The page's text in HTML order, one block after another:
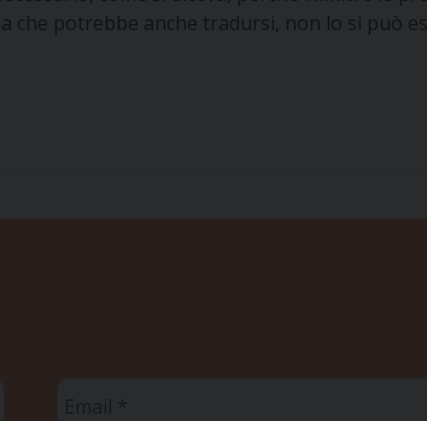
che potrebbe anche tradursi, non lo si può